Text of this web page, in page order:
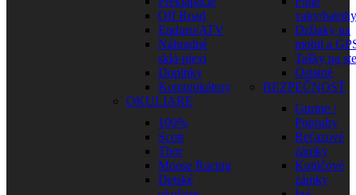
Off Road
Enduro/ATV
Náhradné
sklá-plexi
Doplnky
Komunikátory
OKULIARE
100%
Scott
Thor
Moose Racing
Detské
vaky/batohy
Držiaky na
mobil a
Tašky na
Ostatné
BEZPEČNOSŤ
Gurtne /
Popruhy
Reťazové
zámky
Kotúčové
zámky